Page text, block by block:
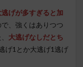
げが多すぎると加
で、強くはありつつ
大逃げなしだとち
げ1とか大逃げ1逃げ